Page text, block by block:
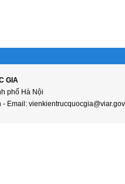
GIA
phố Hà Nội
Email: